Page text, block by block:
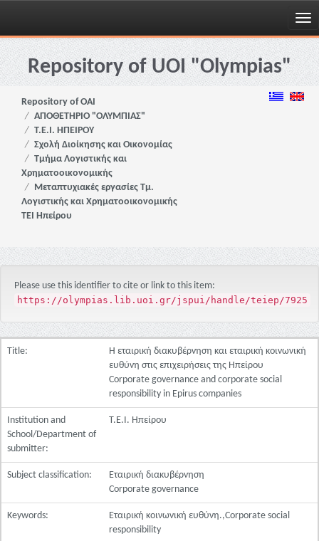
Skip
navigationRepository of UOI "Olympias"
Repository of OAI
ΑΠΟΘΕΤΗΡΙΟ "ΟΛΥΜΠΙΑΣ"
Τ.Ε.Ι. ΗΠΕΙΡΟΥ
Σχολή Διοίκησης και Οικονομίας
Τμήμα Λογιστικής και
Χρηματοοικονομικής
Μεταπτυχιακές εργασίες Τμ.
Λογιστικής και Χρηματοοικονομικής
ΤΕΙ Ηπείρου
Please use this identifier to cite or link to this item:
https://olympias.lib.uoi.gr/jspui/handle/teiep/7925
Title:
Η εταιρική διακυβέρνηση και εταιρική κοινωνική
ευθύνη στις επιχειρήσεις της Ηπείρου
Corporate governance and corporate social
responsibility in Epirus companies
Institution and
School/Department of
submitter:
Τ.Ε.Ι. Ηπείρου
Subject classification:
Εταιρική διακυβέρνηση
Corporate governance
Keywords:
Εταιρική κοινωνική ευθύνη.,Corporate social
responsibility